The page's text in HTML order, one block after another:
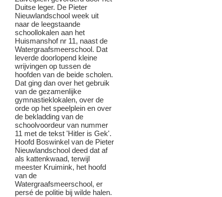
Duitse leger. De Pieter
Nieuwlandschool week uit
naar de leegstaande
schoollokalen aan het
Huismanshof nr 11, naast de
Watergraafsmeerschool. Dat
leverde doorlopend kleine
wrijvingen op tussen de
hoofden van de beide scholen.
Dat ging dan over het gebruik
van de gezamenlijke
gymnastieklokalen, over de
orde op het speelplein en over
de bekladding van de
schoolvoordeur van nummer
11 met de tekst 'Hitler is Gek'.
Hoofd Boswinkel van de Pieter
Nieuwlandschool deed dat af
als kattenkwaad, terwijl
meester Kruimink, het hoofd
van de
Watergraafsmeerschool, er
persé de politie bij wilde halen.